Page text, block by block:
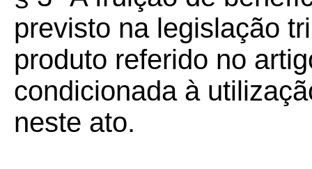
previsto na legislação
produto referido no
condicionada à
neste ato.